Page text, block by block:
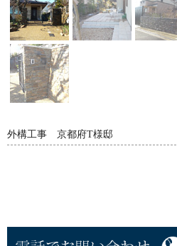
外構工事 京都府T様邸